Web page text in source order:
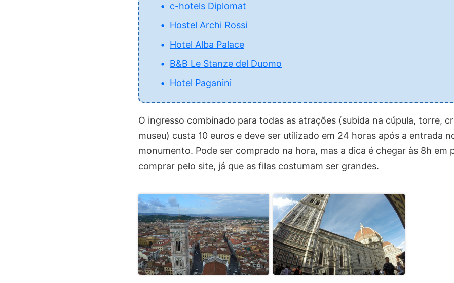
c-hotels Diplomat
Hostel Archi Rossi
Hotel Alba Palace
B&B Le Stanze del Duomo
Hotel Paganini
O ingresso combinado para todas as atrações (subida na cúpula, torre,
museu) custa 10 euros e deve ser utilizado em 24 horas após a entrada
monumento. Pode ser comprado na hora, mas a dica é chegar às 8h em
comprar pelo site, já que as filas costumam ser grandes.